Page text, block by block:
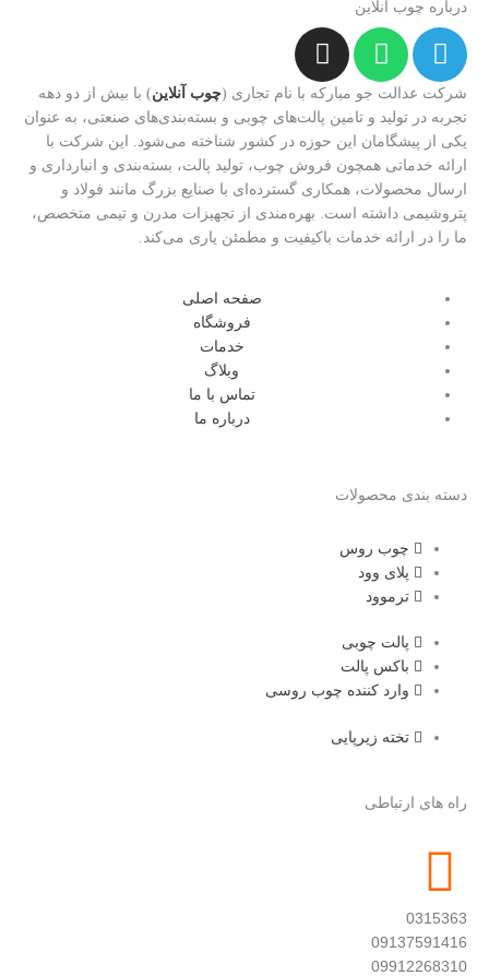
درباره چوب آنلاین
T
e
l
e
g
r
a
m
W
h
a
t
s
a
p
p
I
n
s
t
a
g
r
a
شرکت عدالت جو مبارکه با نام تجاری (چوب آنلاین) با بیش از دو دهه
تجربه در تولید و تامین پالت‌های چوبی و بسته‌بندی‌های صنعتی، به عنوان
یکی از پیشگامان این حوزه در کشور شناخته می‌شود. این شرکت با
ارائه خدماتی همچون فروش چوب، تولید پالت، بسته‌بندی و انبارداری و
ارسال محصولات، همکاری گسترده‌ای با صنایع بزرگ مانند فولاد و
پتروشیمی داشته است. بهره‌مندی از تجهیزات مدرن و تیمی متخصص،
ما را در ارائه خدمات باکیفیت و مطمئن یاری می‌کند.
صفحه اصلی
فروشگاه
خدمات
وبلاگ
تماس با ما
درباره ما
دسته بندی محصولات
چوب روس
پلای وود
ترموود
پالت چوبی
باکس پالت
وارد کننده چوب روسی
تخته زیرپایی
راه های ارتباطی
0315363
09137591416
09912268310